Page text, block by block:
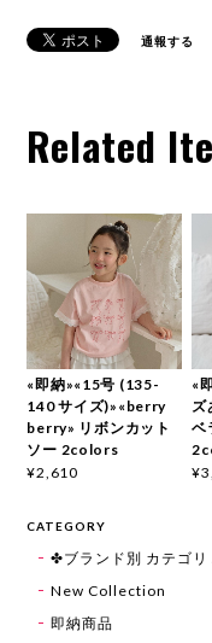
通報する
Related
«即納»«15号 (135-
140 サイズ)»«berry
berry» リボンカット
ソー 2colors
¥2,610
«
ズ
ベ
CATEGORY
✤ブランド別 カテゴ
New Collection
即納商品